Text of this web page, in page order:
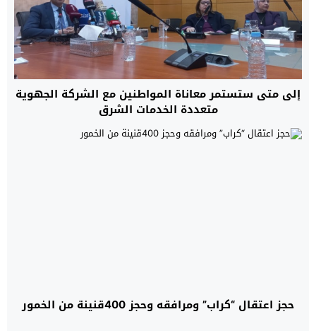
إلى متى ستستمر معاناة المواطنين مع الشركة الجهوية
متعددة الخدمات الشرق
حجز اعتقال “كراب” ومرافقه وحجز 400قنينة من الخمور